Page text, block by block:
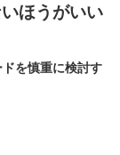
ほうがいい
を慎重に検討す